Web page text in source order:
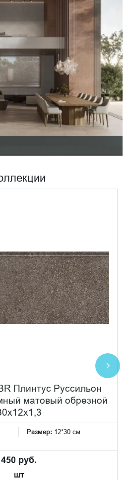
Плинтус Руссильон
матовый обрезной
Размер: 12*30 см
450 руб.
шт